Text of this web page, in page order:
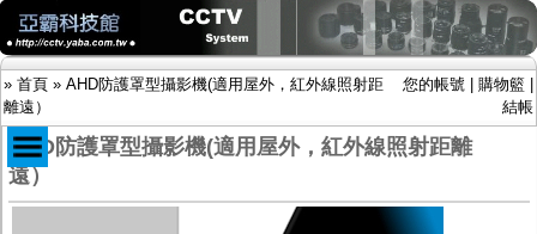
» 首頁 » AHD防護罩型攝影機(適用屋外，紅外線照射距
離遠）
您的帳號 購物籃
結帳
AHD防護罩型攝影機(適用屋外，紅外線照射距離
遠）